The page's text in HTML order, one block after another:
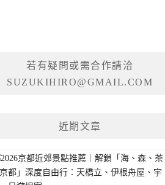
若有疑問或需合作請洽
SUZUKIHIRO@GMAIL.COM
近期文章